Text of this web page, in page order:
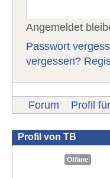
Angemeldet
Passwort
vergessen?
Forum Profil
Profil von TB
Offline